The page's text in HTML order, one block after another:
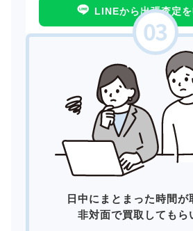
LINEから出張査定
日中にまとまった時間が
非対面で買取してもら